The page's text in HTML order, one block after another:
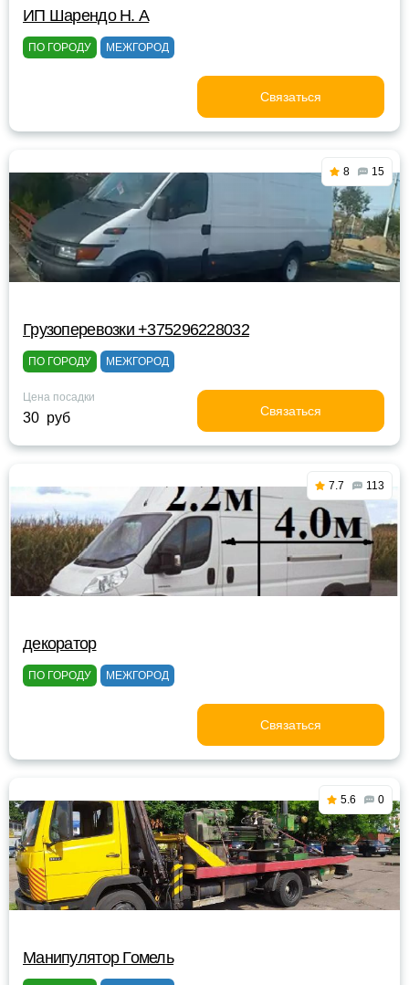
ИП Шарендо Н. А
ПО ГОРОДУ МЕЖГОРОД
Связаться
8 15
Грузоперевозки +375296228032
ПО ГОРОДУ МЕЖГОРОД
Цена посадки
30 руб Связаться
7.7 113
декоратор
ПО ГОРОДУ МЕЖГОРОД
Связаться
5.6 0
Манипулятор Гомель